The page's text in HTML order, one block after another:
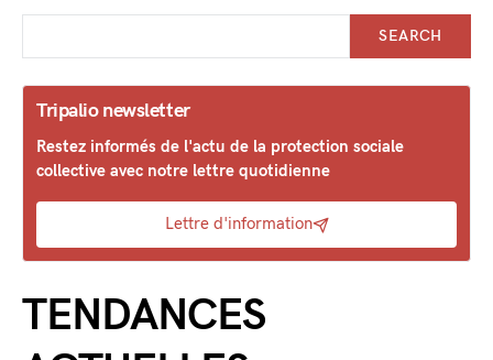
SEARCH
Tripalio newsletter
Restez informés de l'actu de la protection sociale
collective avec notre lettre quotidienne
Lettre d'information
TENDANCES